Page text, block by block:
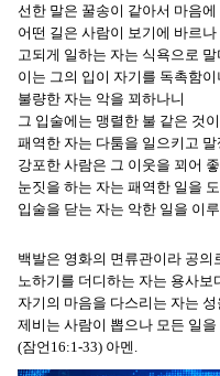
선한 말은 꿀송이 같아서 마음
어떤 길은 사람이 보기에 바르
고되게 일하는 자는 식욕으로
이는 그의 입이 자기를 독촉함
불량한 자는 악을 꾀하나니
그 입술에는 맹렬한 불 같은 것
패역한 자는 다툼을 일으키고
강포한 사람은 그 이웃을 꾀어
눈짓을 하는 자는 패역한 일을
입술을 닫는 자는 악한 일을 이
백발은 영화의 면류관이라 공의
노하기를 더디하는 자는 용사보
자기의 마음을 다스리는 자는
제비는 사람이 뽑으나 모든 일
(잠언16:1-33) 아멘.